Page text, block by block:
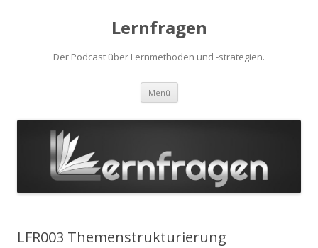
Lernfragen
Der Podcast über Lernmethoden und -strategien.
Menü Zum
springen
LFR003 Themenstrukturierung